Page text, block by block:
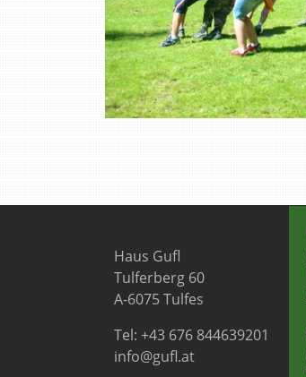
Haus Gufl
Tulferberg 60
A-6075 Tulfes
Tel: +43 676 844639201
info@gufl.at